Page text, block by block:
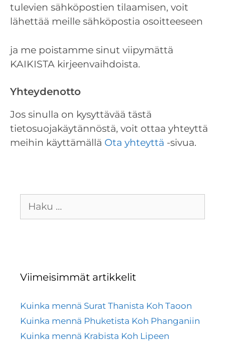
tulevien sähköpostien tilaamisen, voit
lähettää meille sähköpostia osoitteeseen
ja me poistamme sinut viipymättä
KAIKISTA kirjeenvaihdoista.
Yhteydenotto
Jos sinulla on kysyttävää tästä
tietosuojakäytännöstä, voit ottaa yhteyttä
meihin käyttämällä Ota yhteyttä -sivua.
Viimeisimmät artikkelit
Kuinka mennä Surat Thanista Koh Taoon
Kuinka mennä Phuketista Koh Phanganiin
Kuinka mennä Krabista Koh Lipeen